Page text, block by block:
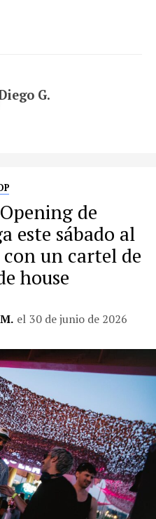
G.
de
este sábado al
un cartel de
house
el 30 de junio de 2026